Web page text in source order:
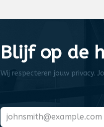
Blijf op de
Wij respecteren jouw privacy.